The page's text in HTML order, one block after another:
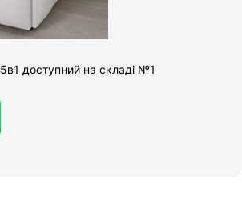
доступний на складі №1